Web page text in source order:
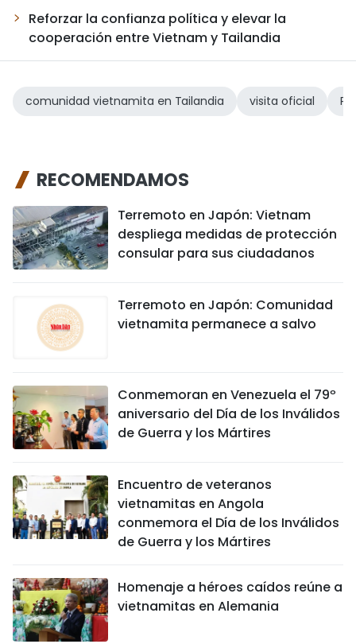
Reforzar la confianza política y elevar la
cooperación entre Vietnam y Tailandia
comunidad vietnamita en Tailandia visita oficial
RECOMENDAMOS
Terremoto en Japón: Vietnam
despliega medidas de protección
consular para sus ciudadanos
Terremoto en Japón: Comunidad
vietnamita permanece a salvo
Conmemoran en Venezuela el 79º
aniversario del Día de los Inválidos
de Guerra y los Mártires
Encuentro de veteranos
vietnamitas en Angola
conmemora el Día de los Inválidos
de Guerra y los Mártires
Homenaje a héroes caídos reúne a
vietnamitas en Alemania